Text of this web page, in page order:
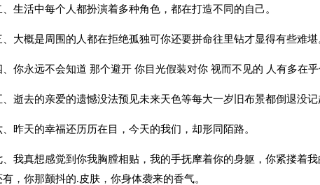
活中每个人都扮演着多种角色，都在打造不同的自己。
概是周围的人都在拒绝孤独可你还要拼命往里钻才显得有些难堪
永远不会知道 那个避开 你目光假装对你 视而不见的 人有多在乎
去的亲爱的遗憾没法预见未来天色等每大一岁旧布景都倒退没记
天的幸福还历历在目，今天的我们，却形同陌路。
真想感觉到你我胸膛相贴，我的手抚摩着你的身躯，你紧搂着我
，你那颤抖的.皮肤，你身体袭来的香气。